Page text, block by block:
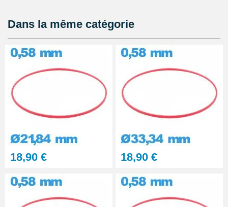
8,90 €
Kit Réparation Montre
23,90 €
Dans la même catégorie
18,90 € 18,90 €